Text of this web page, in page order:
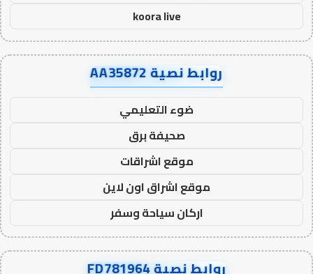
koora live
روابط نصية AA35872
ضوء التعليمي
صحيفة برق
موقع اشراقات
موقع اشراق اون لاين
اركان سياحة وسفر
روابط نصية FD781964